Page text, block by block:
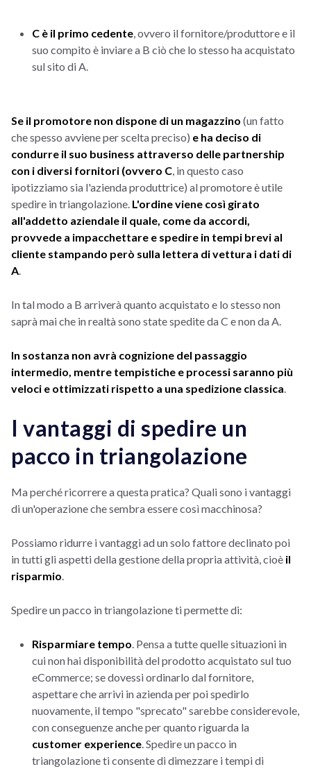
C è il primo cedente, ovvero il fornitore/produttore e il
suo compito è inviare a B ciò che lo stesso ha acquistato
sul sito di A.
Se il promotore non dispone di un magazzino (un fatto
che spesso avviene per scelta preciso) e ha deciso di
condurre il suo business attraverso delle partnership
con i diversi fornitori (ovvero C, in questo caso
ipotizziamo sia l'azienda produttrice) al promotore è utile
spedire in triangolazione. L'ordine viene così girato
all'addetto aziendale il quale, come da accordi,
provvede a impacchettare e spedire in tempi brevi al
cliente stampando però sulla lettera di vettura i dati di
A.
In tal modo a B arriverà quanto acquistato e lo stesso non
saprà mai che in realtà sono state spedite da C e non da A.
In sostanza non avrà cognizione del passaggio
intermedio, mentre tempistiche e processi saranno più
veloci e ottimizzati rispetto a una spedizione classica.
I vantaggi di spedire un
pacco in triangolazione
Ma perché ricorrere a questa pratica? Quali sono i vantaggi
di un'operazione che sembra essere così macchinosa?
Possiamo ridurre i vantaggi ad un solo fattore declinato poi
in tutti gli aspetti della gestione della propria attività, cioè il
risparmio.
Spedire un pacco in triangolazione ti permette di:
Risparmiare tempo. Pensa a tutte quelle situazioni in
cui non hai disponibilità del prodotto acquistato sul tuo
eCommerce; se dovessi ordinarlo dal fornitore,
aspettare che arrivi in azienda per poi spedirlo
nuovamente, il tempo "sprecato" sarebbe considerevole,
con conseguenze anche per quanto riguarda la
customer experience. Spedire un pacco in
triangolazione ti consente di dimezzare i tempi di